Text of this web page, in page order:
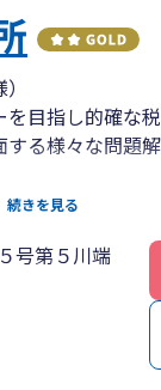
目指し的確な
る様々な問題
続きを見る
号第５川端